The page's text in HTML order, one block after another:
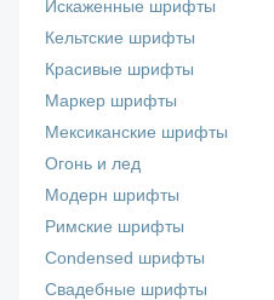
Искаженные шрифты
Кельтские шрифты
Красивые шрифты
Маркер шрифты
Мексиканские шрифты
Огонь и лед
Модерн шрифты
Римские шрифты
Сondensed шрифты
Свадебные шрифты